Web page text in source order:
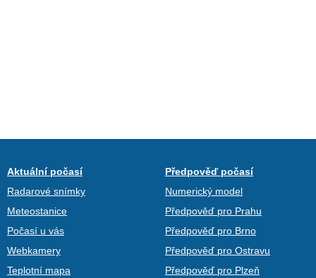
Aktuální počasí
Radarové snímky
Meteostanice
Počasí u vás
Webkamery
Teplotní mapa
Předpověď počasí
Numerický model
Předpověď pro Prahu
Předpověď pro Brno
Předpověď pro Ostravu
Předpověď pro Plzeň